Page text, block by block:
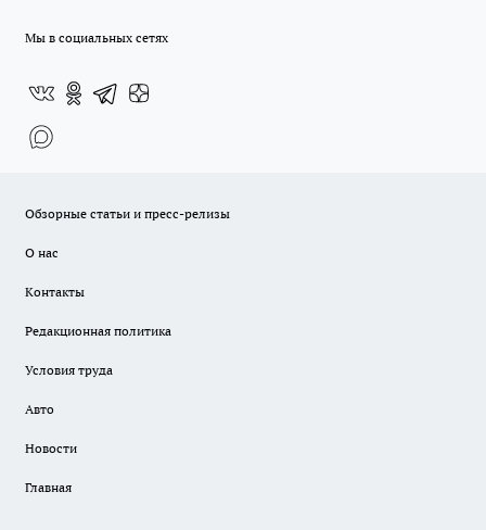
Мы в социальных сетях
Обзорные статьи и пресс-релизы
О нас
Контакты
Редакционная политика
Условия труда
Авто
Новости
Главная